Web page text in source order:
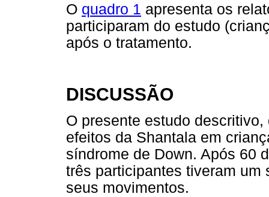
O quadro 1 apresenta os
participaram do estudo
após o tratamento.
DISCUSSÃO
O presente estudo
efeitos da Shantala em
síndrome de Down. Após 60
três participantes tiveram um
seus movimentos.